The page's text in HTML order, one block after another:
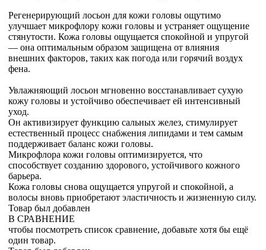
Регенерирующий лосьон для кожи головы ощутимо
улучшает микрофлору кожи головы и устраняет ощущение
стянутости. Кожа головы ощущается спокойной и упругой
— она оптимальным образом защищена от влияния
внешних факторов, таких как погода или горячий воздух
фена.
Увлажняющий лосьон мгновенно восстанавливает сухую
кожу головы и устойчиво обеспечивает ей интенсивный
уход.
Он активизирует функцию сальных желез, стимулирует
естественный процесс снабжения липидами и тем самым
поддерживает баланс кожи головы.
Микрофлора кожи головы оптимизируется, что
способствует созданию здорового, устойчивого кожного
барьера.
Кожа головы снова ощущается упругой и спокойной, а
волосы вновь приобретают эластичность и жизненную силу.
Товар был добавлен
В СРАВНЕНИЕ
чтобы посмотреть список сравнение, добавьте хотя бы ещё
один товар.